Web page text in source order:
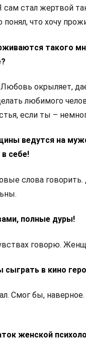
стал жертвой
что хочу
такого
Любовь окрыляет,
любимого
если ты –
ведутся на
себе!
слова
полные дуры!
говорю.
сыграть в кино
Смог бы,
женской